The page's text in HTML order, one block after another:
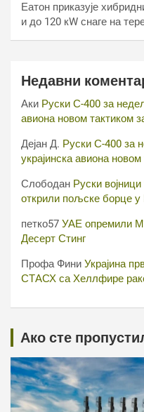
Еатон приказује
и до 120 кW снаге на
Недавни
Аки Руски С-400 за
авиона новом тактиком
Дејан Д. Руски С-400 за
украјинска авиона
Слободан Руски
открили пољске борце
петко57 УАЕ опремили
Десерт Стинг
Профа Фини Украјина
СТАСХ са Хеллфире
Ако сте